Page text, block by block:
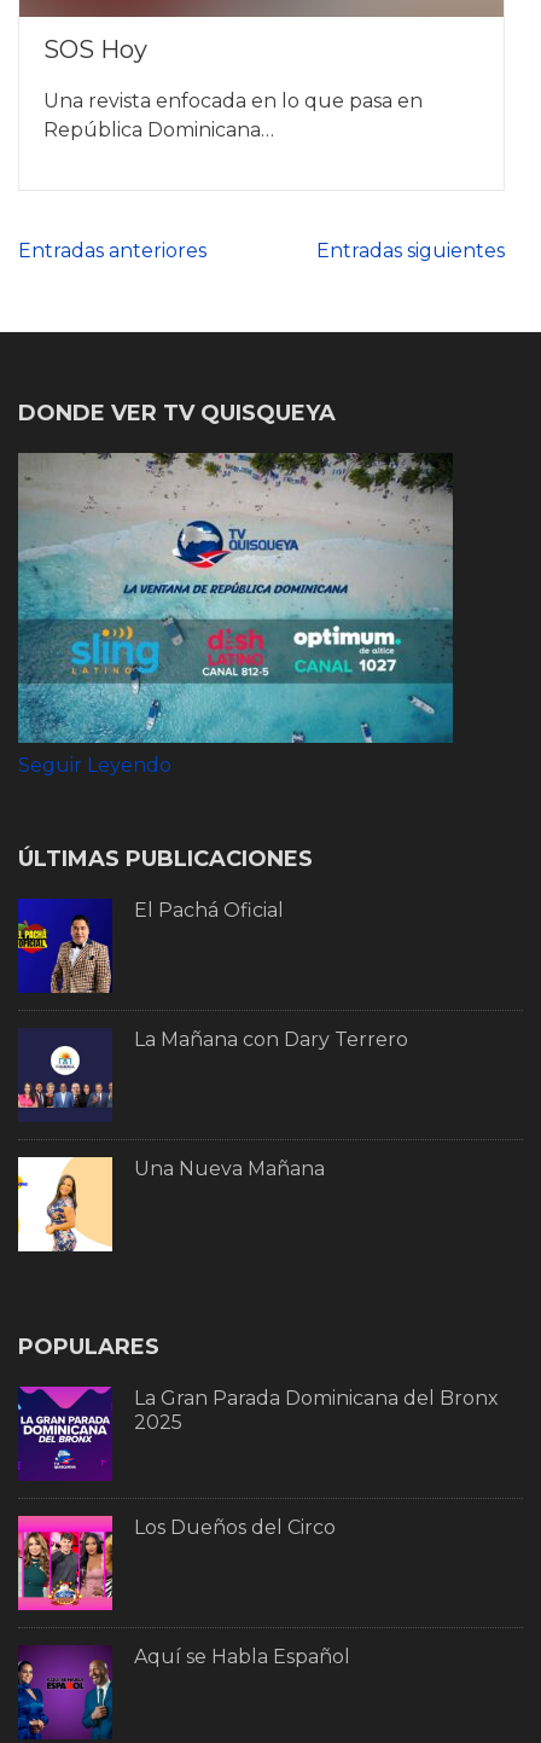
SOS Hoy
Una revista enfocada en lo que pasa en
República Dominicana…
Navegación
Entradas anteriores Entradas siguientes
DONDE VER TV QUISQUEYA
Seguir Leyendo
ÚLTIMAS PUBLICACIONES
El Pachá Oficial
La Mañana con Dary Terrero
Una Nueva Mañana
POPULARES
La Gran Parada Dominicana del Bronx
2025
Los Dueños del Circo
Aquí se Habla Español